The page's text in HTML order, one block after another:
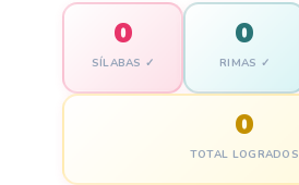
0
SÍLABAS ✓
0
RIMAS ✓
0
TOTAL LOGRADOS